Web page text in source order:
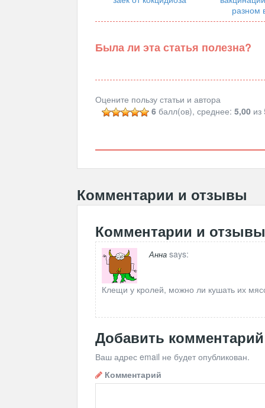
разном
Была ли эта статья полезна?
Оцените пользу статьи и автора
6 балл(ов), среднее:5,00 из
Комментарии и отзывы
Комментарии и отзывы
Анна says:
Клещи у кролей, можно ли кушать их
Добавить комментарий
Ваш адрес email не будет опубликован.
Комментарий